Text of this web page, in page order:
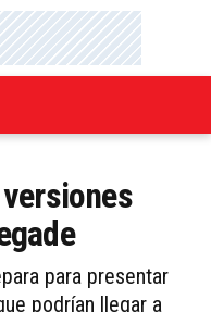
para presentar
podrían llegar a